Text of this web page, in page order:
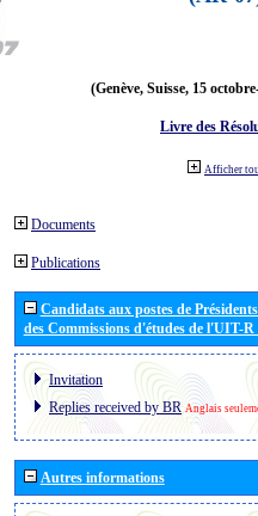
(Genève, Suisse, 15
Livre des
Afficher
Documents
Publications
Candidats aux postes de
des Commissions d'études de l'UIT-
Invitation
Replies received by BR Anglais
Autres informations